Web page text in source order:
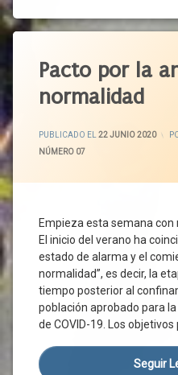
Sanitaria
Social
Europea
ERTE
Estado
Exoneración
FERGEI
Gobierno
Normativa
Organizaciones
Empresariales
Pacto por la
normalidad
PUBLICADO EL 22 JUNIO 2020
CATEGORÍAS:
NÚMERO 07
Empieza esta semana con
El inicio del verano ha
estado de alarma y el
normalidad”, es decir, la
tiempo posterior al
población aprobado para
de COVID-19. Los objetivos
Seguir
Agenda
2030
Castilla
CCOO
CECALE
Confinamiento
Corporaciones
Locales
Covid-
19
Crisis